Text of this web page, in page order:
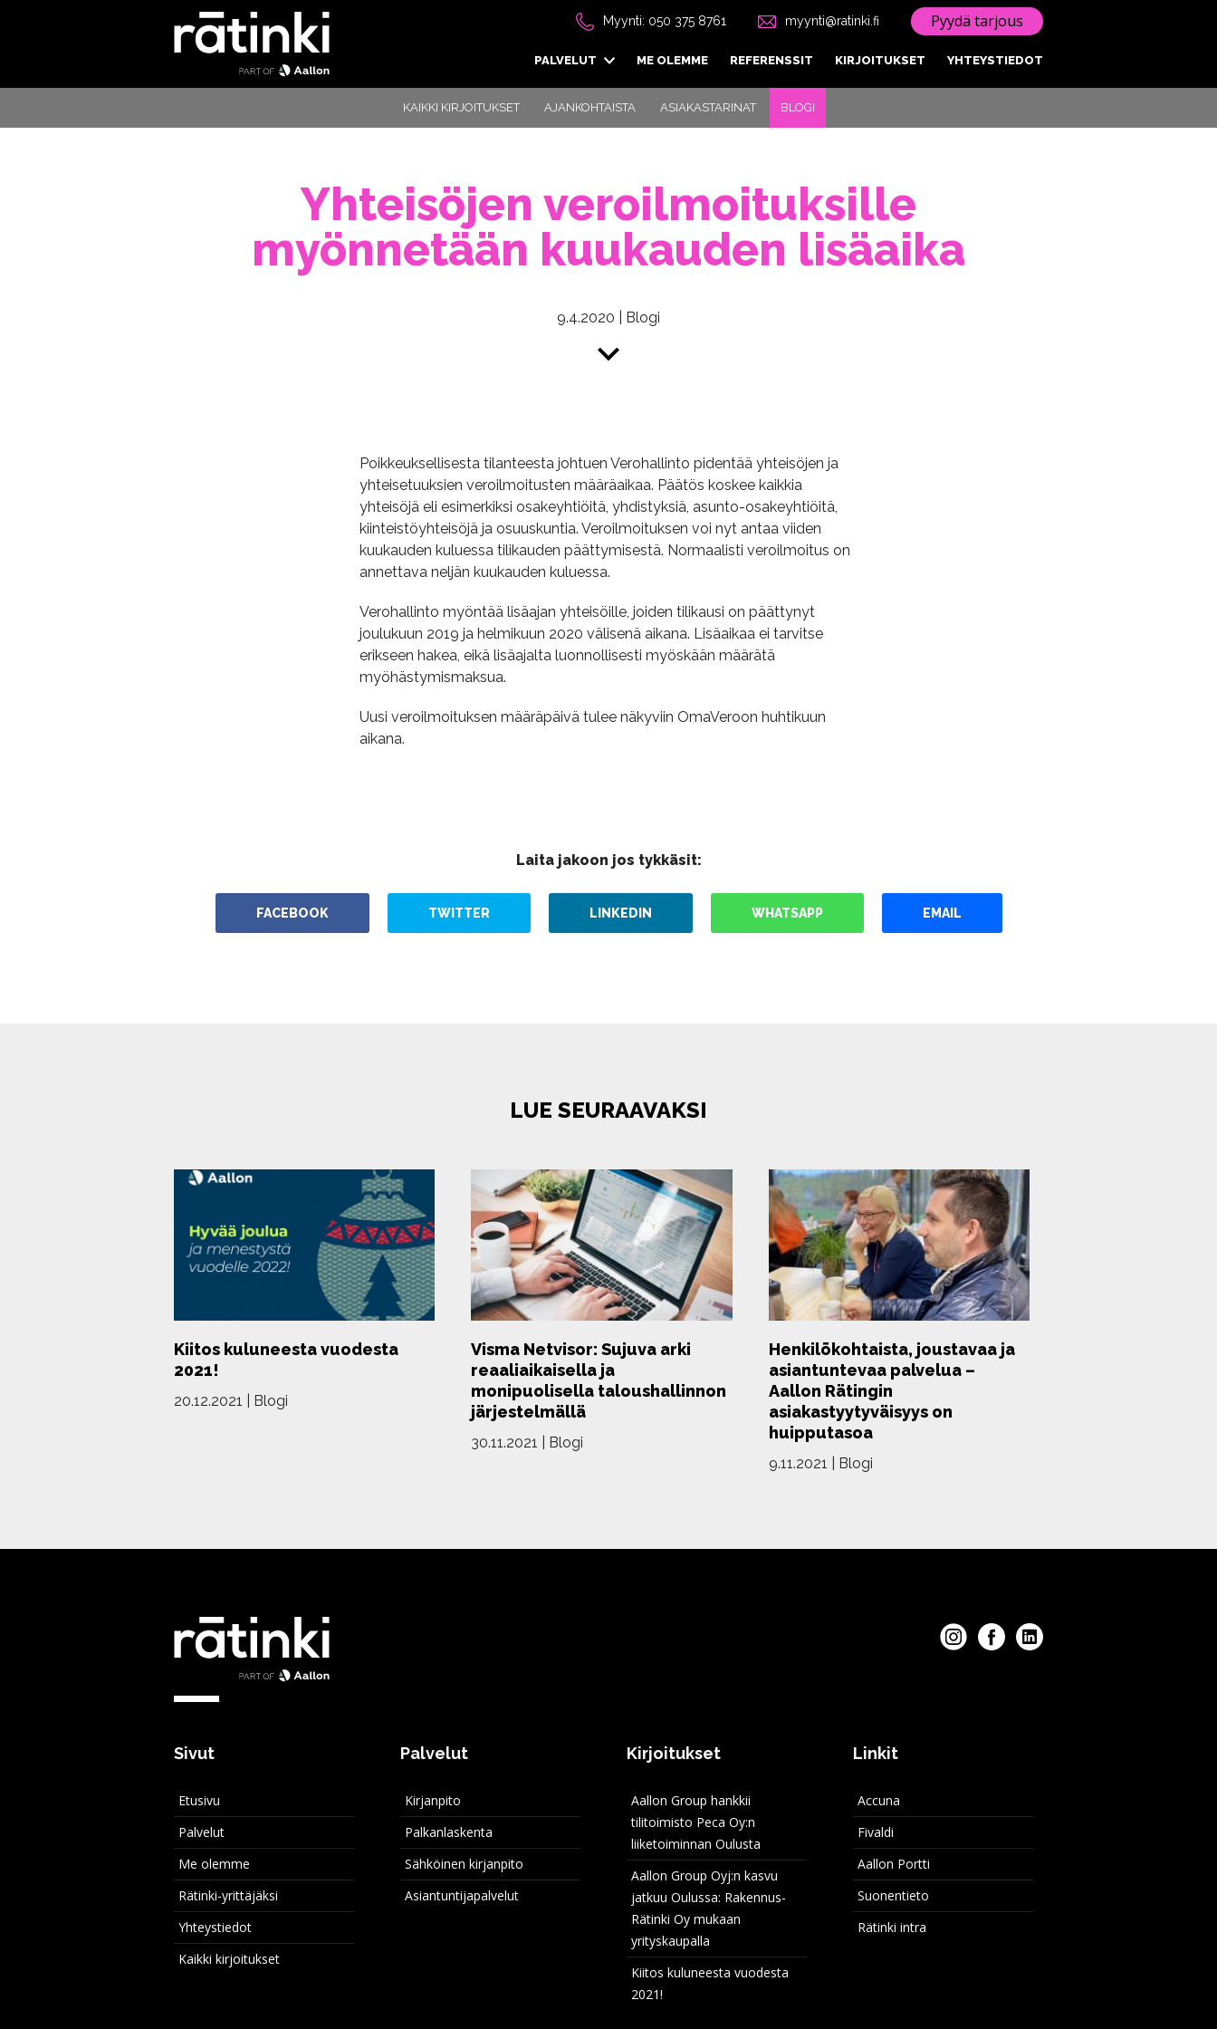
Myynti: 050 375 8761 myynti@ratinki.fi Pyydä tarjous
PALVELUT ME OLEMME REFERENSSIT KIRJOITUKSET YHTEYSTIEDOT
KAIKKI KIRJOITUKSET AJANKOHTAISTA ASIAKASTARINAT BLOGI
Yhteisöjen veroilmoituksille
myönnetään kuukauden lisäaika
9.4.2020 Blogi
Poikkeuksellisesta tilanteesta johtuen Verohallinto pidentää yhteisöjen ja
yhteisetuuksien veroilmoitusten määräaikaa. Päätös koskee kaikkia
yhteisöjä eli esimerkiksi osakeyhtiöitä, yhdistyksiä, asunto-osakeyhtiöitä,
kiinteistöyhteisöjä ja osuuskuntia. Veroilmoituksen voi nyt antaa viiden
kuukauden kuluessa tilikauden päättymisestä. Normaalisti veroilmoitus on
annettava neljän kuukauden kuluessa.
Verohallinto myöntää lisäajan yhteisöille, joiden tilikausi on päättynyt
joulukuun 2019 ja helmikuun 2020 välisenä aikana. Lisäaikaa ei tarvitse
erikseen hakea, eikä lisäajalta luonnollisesti myöskään määrätä
myöhästymismaksua.
Uusi veroilmoituksen määräpäivä tulee näkyviin OmaVeroon huhtikuun
aikana.
Laita jakoon jos tykkäsit:
FACEBOOK TWITTER LINKEDIN WHATSAPP EMAIL
LUE SEURAAVAKSI
Kiitos kuluneesta vuodesta
2021!
20.12.2021 Blogi
Visma Netvisor: Sujuva arki
reaaliaikaisella ja
monipuolisella taloushallinnon
järjestelmällä
30.11.2021 Blogi
Henkilökohtaista, joustavaa ja
asiantuntevaa palvelua –
Aallon Rätingin
asiakastyytyväisyys on
huipputasoa
9.11.2021 Blogi
Sivut
Etusivu
Palvelut
Me olemme
Rätinki-yrittäjäksi
Yhteystiedot
Kaikki kirjoitukset
Palvelut
Kirjanpito
Palkanlaskenta
Sähköinen kirjanpito
Asiantuntijapalvelut
Kirjoitukset
Aallon Group hankkii
tilitoimisto Peca Oy:n
liiketoiminnan Oulusta
Aallon Group Oyj:n kasvu
jatkuu Oulussa: Rakennus-
Rätinki Oy mukaan
yrityskaupalla
Kiitos kuluneesta vuodesta
2021!
Linkit
Accuna
Fivaldi
Aallon Portti
Suonentieto
Rätinki intra